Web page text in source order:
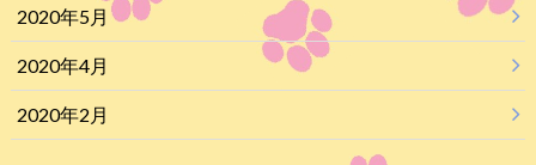
2020年5月
2020年4月
2020年2月